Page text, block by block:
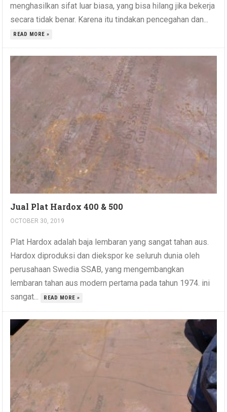
menghasilkan sifat luar biasa, yang bisa hilang jika bekerja
secara tidak benar. Karena itu tindakan pencegahan dan...
READ MORE »
Jual Plat Hardox 400 & 500
OCTOBER 30, 2019
Plat Hardox adalah baja lembaran yang sangat tahan aus.
Hardox diproduksi dan diekspor ke seluruh dunia oleh
perusahaan Swedia SSAB, yang mengembangkan
lembaran tahan aus modern pertama pada tahun 1974. ini
sangat...
READ MORE »